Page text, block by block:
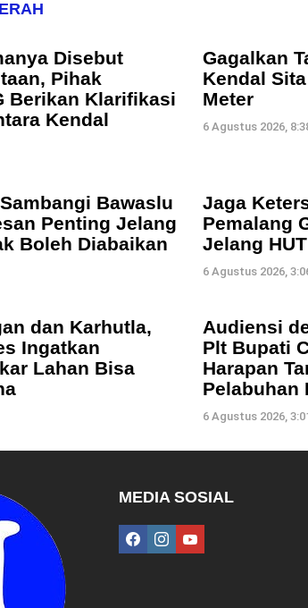
Disebut
Pihak
Berikan Klarifikasi
Kendal
Gagalkan
Kendal
Meter
6 Agustus 2026,
Bawaslu
Penting Jelang
Boleh Diabaikan
Jaga
Pemalang
Jelang
6 Agustus 2026,
dan Karhutla,
Ingatkan
Lahan Bisa
Audiensi
Plt Bupati
Harapan
Pelabuhan
6 Agustus 2026,
MEDIA SOSIAL
facebookinstagramyoutube